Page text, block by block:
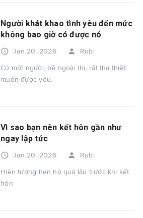
Người khát khao tình yêu đến mức
không bao giờ có được nó
access_time Jan 20, 2026 person Rubi
Có một người, bề ngoài thì, rất tha thiết
muốn được yêu.
Vì sao bạn nên kết hôn gần như
ngay lập tức
access_time Jan 20, 2026 person Rubi
Hiện tượng hẹn hò quá lâu trước khi kết
hôn